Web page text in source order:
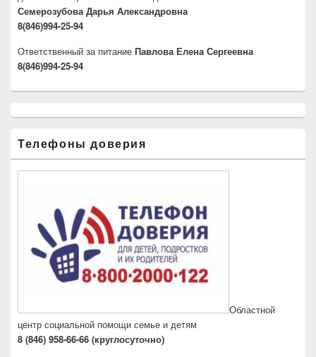
Семерозубова Дарья Александровна
8(846)994-25-94
Ответственный за питание Павлова Елена Сергеевна
8(846)994-25-94
Телефоны доверия
Областной
центр социальной помощи семье и детям
8 (846) 958-66-66 (круглосуточно)